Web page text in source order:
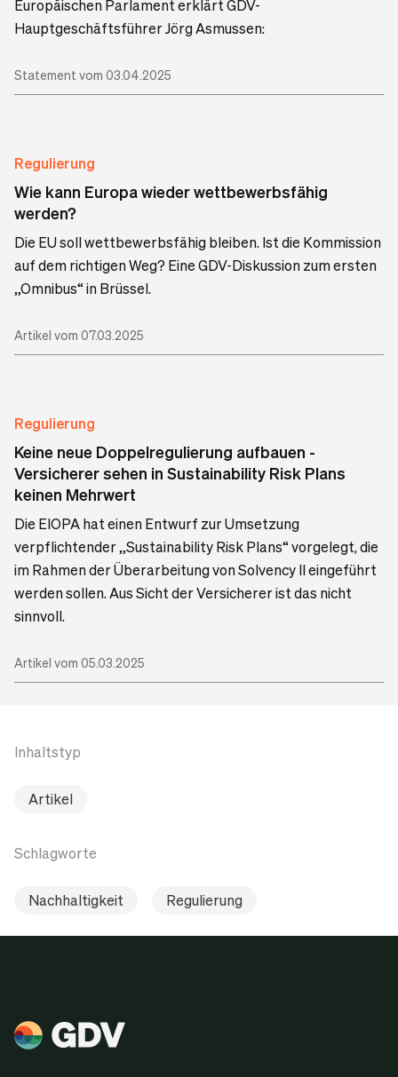
Europäischen Parlament erklärt GDV-
Hauptgeschäftsführer Jörg Asmussen:
Statement vom 03.04.2025
Regulierung
Wie kann Europa wieder wettbewerbsfähig
werden?
Die EU soll wettbewerbsfähig bleiben. Ist die Kommission
auf dem richtigen Weg? Eine GDV-Diskussion zum ersten
„Omnibus“ in Brüssel.
Artikel vom 07.03.2025
Regulierung
Keine neue Doppelregulierung aufbauen -
Versicherer sehen in Sustainability Risk Plans
keinen Mehrwert
Die EIOPA hat einen Entwurf zur Umsetzung
verpflichtender „Sustainability Risk Plans“ vorgelegt, die
im Rahmen der Überarbeitung von Solvency II eingeführt
werden sollen. Aus Sicht der Versicherer ist das nicht
sinnvoll.
Artikel vom 05.03.2025
Inhaltstyp
Artikel
Schlagworte
Nachhaltigkeit Regulierung